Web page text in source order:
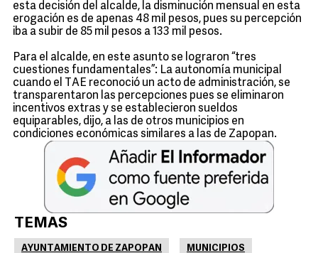
esta decisión del alcalde, la disminución mensual en esta
erogación es de apenas 48 mil pesos, pues su percepción
iba a subir de 85 mil pesos a 133 mil pesos.
Para el alcalde, en este asunto se lograron “tres
cuestiones fundamentales”: La autonomía municipal
cuando el TAE reconoció un acto de administración, se
transparentaron las percepciones pues se eliminaron
incentivos extras y se establecieron sueldos
equiparables, dijo, a las de otros municipios en
condiciones económicas similares a las de Zapopan.
TEMAS
AYUNTAMIENTO DE ZAPOPAN MUNICIPIOS